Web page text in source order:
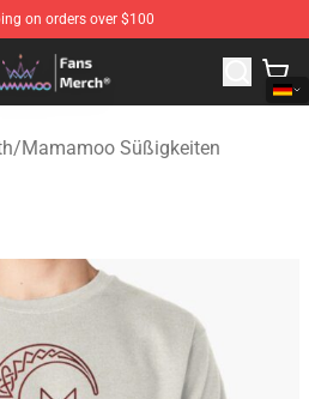
on orders over $100
Mamamoo Merchandise Shop
/Mamamoo Süßigkeiten